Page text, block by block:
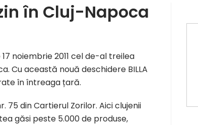
în Cluj-Napoca
noiembrie 2011 cel de-al treilea
Cu această nouă deschidere BILLA
în întreaga țară.
75 din Cartierul Zorilor. Aici clujenii
găsi peste 5.000 de produse,